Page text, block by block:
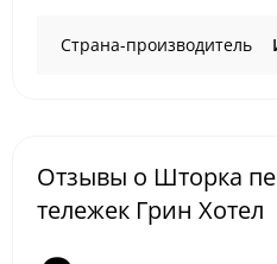
Страна-производитель
Отзывы о Шторка
тележек Грин Хотел